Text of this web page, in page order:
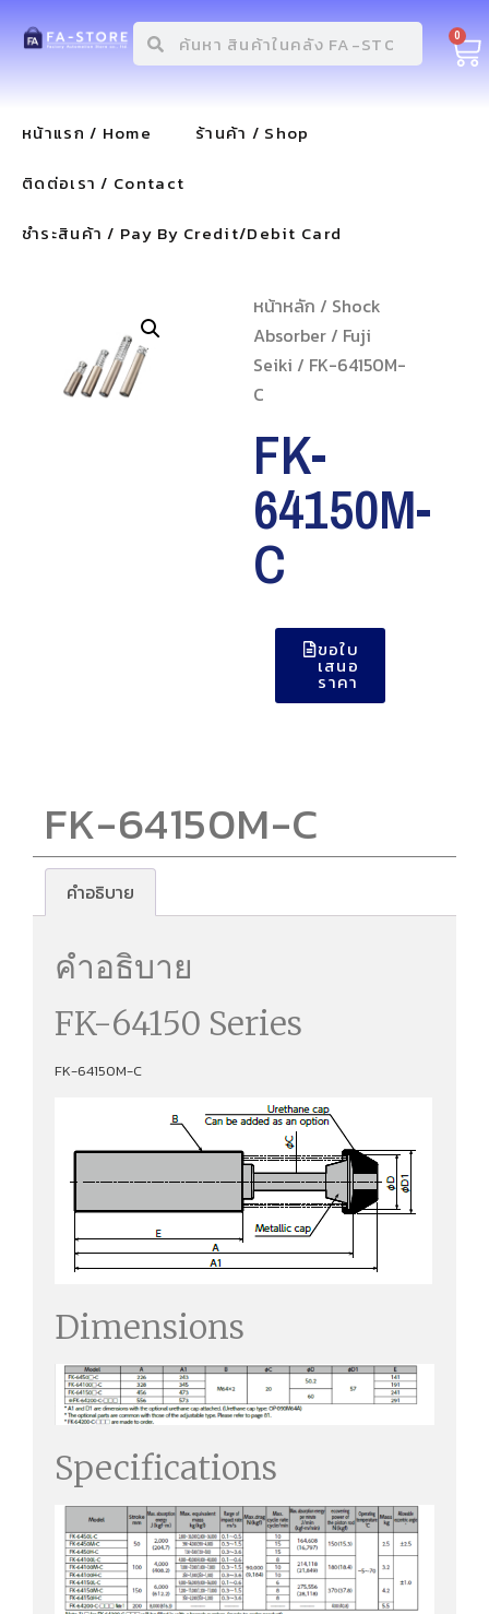
0
หน้าแรก / Home
ร้านค้า / Shop
ติดต่อเรา / Contact
ชำระสินค้า / Pay By Credit/Debit Card
หน้าหลัก / Shock
Absorber/ Fuji
Seiki / FK-64150M-
C
FK-
64150M-
C
ขอใบ
เสนอ
ราคา
FK-64150M-C
คำอธิบาย
คำอธิบาย
FK-64150 Series
FK-64150M-C
Dimensions
Specifications